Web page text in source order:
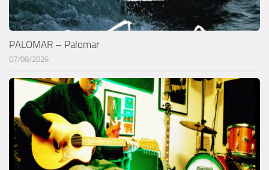
PALOMAR – Palomar
07/08/2026